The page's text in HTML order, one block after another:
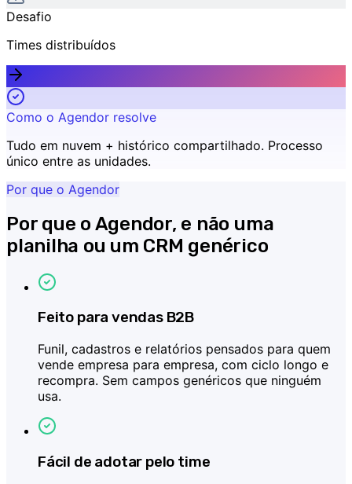
Desafio
Times distribuídos
Como o Agendor resolve
Tudo em nuvem + histórico compartilhado. Processo
único entre as unidades.
Por que o Agendor
Por que o Agendor, e não uma
planilha ou um CRM genérico
Feito para vendas B2B
Funil, cadastros e relatórios pensados para quem
vende empresa para empresa, com ciclo longo e
recompra. Sem campos genéricos que ninguém
usa.
Fácil de adotar pelo time